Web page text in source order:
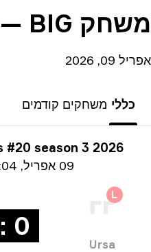
— BIG
2026
כללי משחקים קודמים
על טורניר
#20 season 3 2026
09 אפריל ,
17:04 GMT +3
Ursa
0 : 2